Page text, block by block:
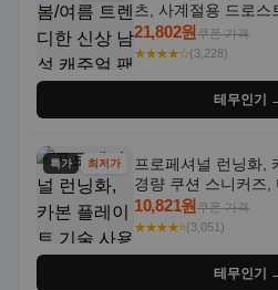
츠, 사계절용 드로스
국 스타일, 활용도 높
목 바지
21,802원쿠폰 가격
★★★★☆(3,228)
테무인기
특가 최저가
프로페셔널 런닝화,
경량 쿠션 스니커즈,
통기성 화이트-퍼플
닝 - 남성용, 여성용,
10,821원쿠폰 가격
★★★★⭐(3,051)
테무인기